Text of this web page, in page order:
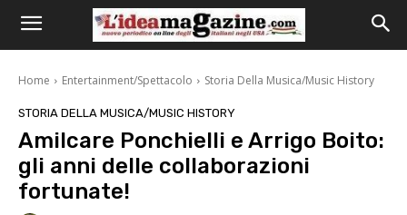
Home Entertainment/Spettacolo Storia Della Musica/Music History
STORIA DELLA MUSICA/MUSIC HISTORY
Amilcare Ponchielli e Arrigo Boito:
gli anni delle collaborazioni
fortunate!